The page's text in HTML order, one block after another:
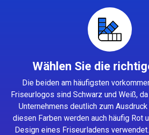
Wählen Sie die
Die beiden am häufigsten
Friseurlogos sind Schwarz und Weiß,
Unternehmens deutlich zum
diesen Farben werden auch häufig Rot
Design eines Friseurladens